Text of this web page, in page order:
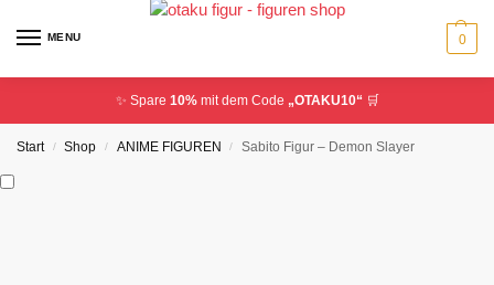
MENU 0
✨ Spare 10%mit dem Code „OTAKU10“ 🛒
Start / Shop / ANIME FIGUREN / Sabito Figur – Demon Slayer